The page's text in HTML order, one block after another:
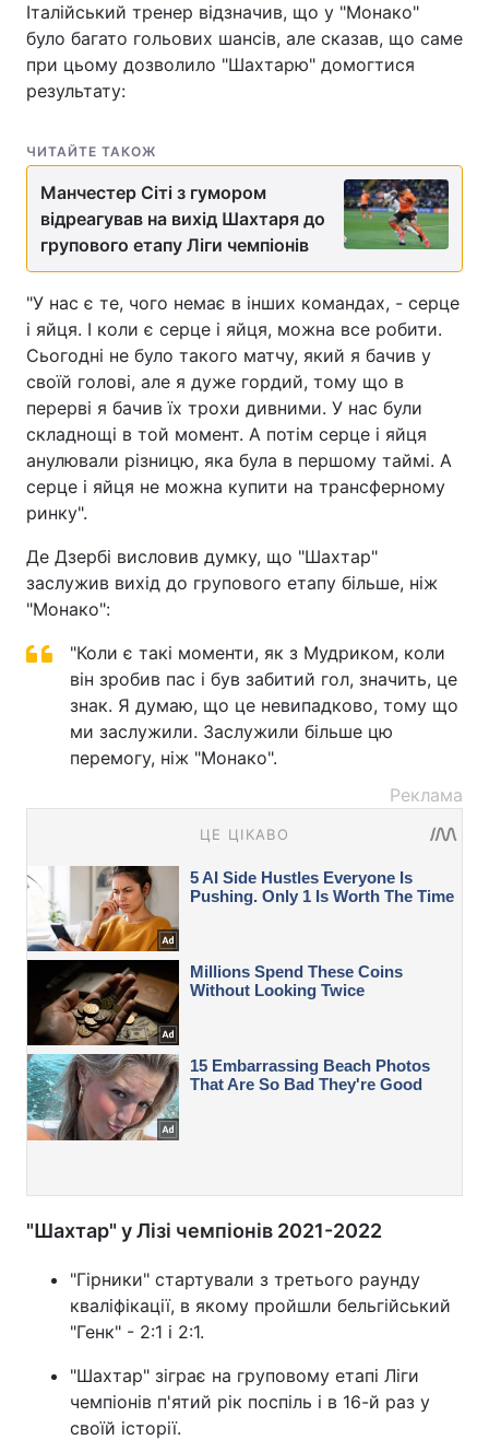
Італійський тренер відзначив, що у "Монако"
було багато гольових шансів, але сказав, що саме
при цьому дозволило "Шахтарю" домогтися
результату:
ЧИТАЙТЕ ТАКОЖ
Манчестер Сіті з гумором
відреагував на вихід Шахтаря до
групового етапу Ліги чемпіонів
"У нас є те, чого немає в інших командах, - серце
і яйця. І коли є серце і яйця, можна все робити.
Сьогодні не було такого матчу, який я бачив у
своїй голові, але я дуже гордий, тому що в
перерві я бачив їх трохи дивними. У нас були
складнощі в той момент. А потім серце і яйця
анулювали різницю, яка була в першому таймі. А
серце і яйця не можна купити на трансферному
ринку".
Де Дзербі висловив думку, що "Шахтар"
заслужив вихід до групового етапу більше, ніж
"Монако":
"Коли є такі моменти, як з Мудриком, коли
він зробив пас і був забитий гол, значить, це
знак. Я думаю, що це невипадково, тому що
ми заслужили. Заслужили більше цю
перемогу, ніж "Монако".
Реклама
"Шахтар" у Лізі чемпіонів 2021-2022
"Гірники" стартували з третього раунду
кваліфікації, в якому пройшли бельгійський
"Генк" - 2:1 і 2:1.
"Шахтар" зіграє на груповому етапі Ліги
чемпіонів п'ятий рік поспіль і в 16-й раз у
своїй історії.